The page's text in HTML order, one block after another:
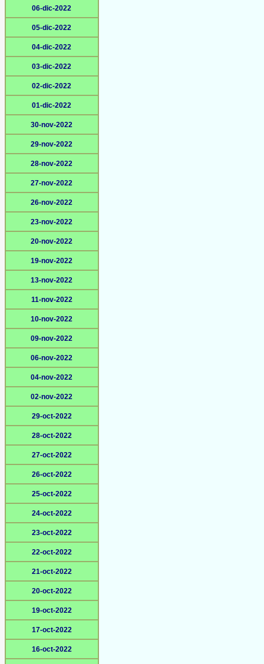
06-dic-2022
05-dic-2022
04-dic-2022
03-dic-2022
02-dic-2022
01-dic-2022
30-nov-2022
29-nov-2022
28-nov-2022
27-nov-2022
26-nov-2022
23-nov-2022
20-nov-2022
19-nov-2022
13-nov-2022
11-nov-2022
10-nov-2022
09-nov-2022
06-nov-2022
04-nov-2022
02-nov-2022
29-oct-2022
28-oct-2022
27-oct-2022
26-oct-2022
25-oct-2022
24-oct-2022
23-oct-2022
22-oct-2022
21-oct-2022
20-oct-2022
19-oct-2022
17-oct-2022
16-oct-2022